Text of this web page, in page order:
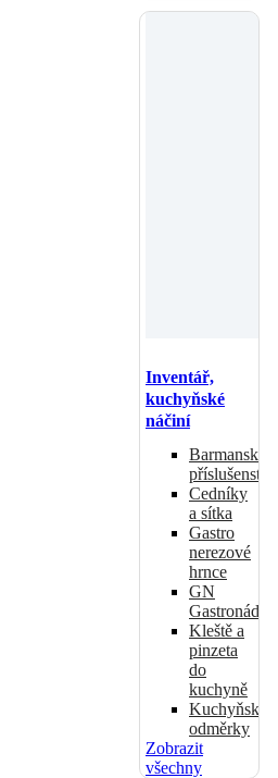
Inventář,
kuchyňské
náčiní
Barmanské
příslušenství
Cedníky
a sítka
Gastro
nerezové
hrnce
GN
Gastronádoby
Kleště a
pinzeta
do
kuchyně
Kuchyňské
odměrky
Zobrazit
všechny